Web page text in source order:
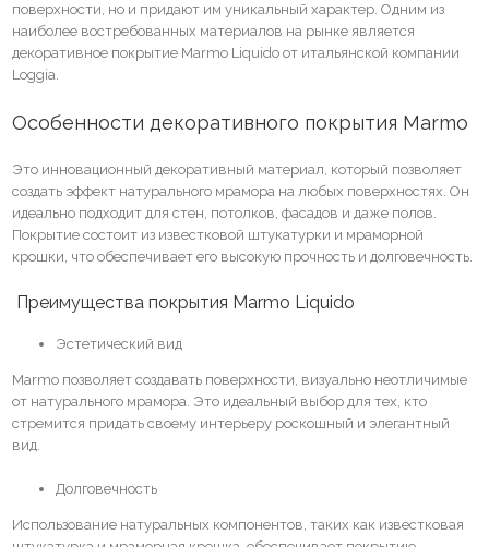
поверхности, но и придают им уникальный характер. Одним из
наиболее востребованных материалов на рынке является
декоративное покрытие Marmo Liquido от итальянской компании
Loggia.
Особенности декоративного покрытия Marmo
Это инновационный декоративный материал, который позволяет
создать эффект натурального мрамора на любых поверхностях. Он
идеально подходит для стен, потолков, фасадов и даже полов.
Покрытие состоит из известковой штукатурки и мраморной
крошки, что обеспечивает его высокую прочность и долговечность.
Преимущества покрытия Marmo Liquido
Эстетический вид
Marmo позволяет создавать поверхности, визуально неотличимые
от натурального мрамора. Это идеальный выбор для тех, кто
стремится придать своему интерьеру роскошный и элегантный
вид.
Долговечность
Использование натуральных компонентов, таких как известковая